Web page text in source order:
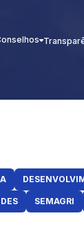
SEMAGRI